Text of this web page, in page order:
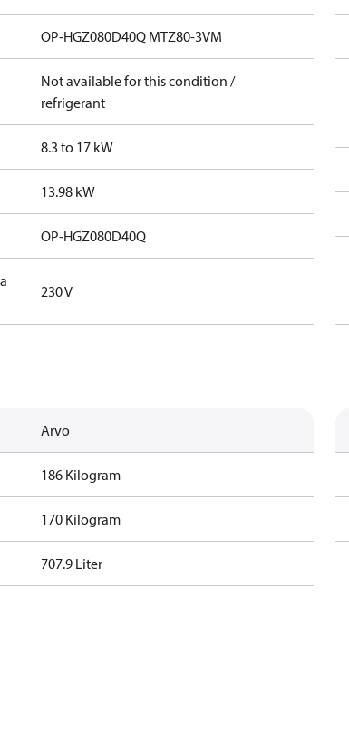
OP-HGZ080D40Q MTZ80-3VM
Not available for this condition /
refrigerant
8.3 to 17 kW
13.98 kW
OP-HGZ080D40Q
230 V
Arvo
186 Kilogram
170 Kilogram
707.9 Liter